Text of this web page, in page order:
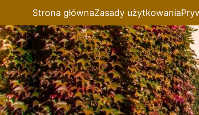
Strona głównaZasady użytkowania